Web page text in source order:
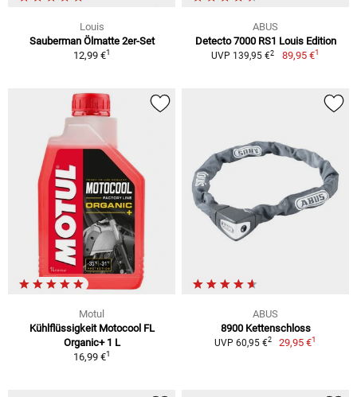
Louis
Sauberman Ölmatte 2er-Set
12,99 €1
ABUS
Detecto 7000 RS1 Louis Edition
UVP 139,95 €2 89,95 €1
Motul
Kühlflüssigkeit Motocool FL
Organic+ 1 L
16,99 €1
ABUS
8900 Kettenschloss
UVP 60,95 €2 29,95 €1